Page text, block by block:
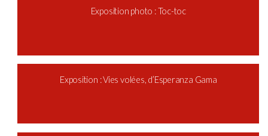
Exposition photo : Toc-toc
Exposition : Vies volées, d’Esperanza Gama